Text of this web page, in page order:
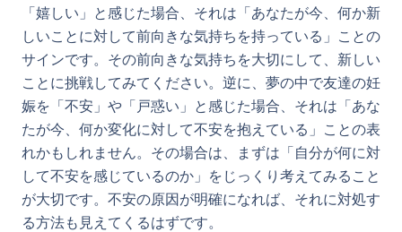
「嬉しい」と感じた場合、それは「あなたが今、何か新
しいことに対して前向きな気持ちを持っている」ことの
サインです。その前向きな気持ちを大切にして、新しい
ことに挑戦してみてください。逆に、夢の中で友達の妊
娠を「不安」や「戸惑い」と感じた場合、それは「あな
たが今、何か変化に対して不安を抱えている」ことの表
れかもしれません。その場合は、まずは「自分が何に対
して不安を感じているのか」をじっくり考えてみること
が大切です。不安の原因が明確になれば、それに対処す
る方法も見えてくるはずです。